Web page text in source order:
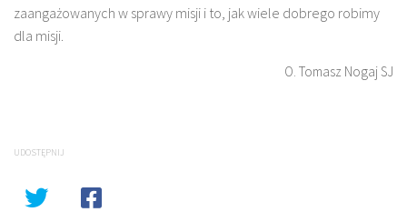
zaangażowanych w sprawy misji i to, jak wiele dobrego robimy
dla misji.
O. Tomasz Nogaj SJ
UDOSTĘPNIJ